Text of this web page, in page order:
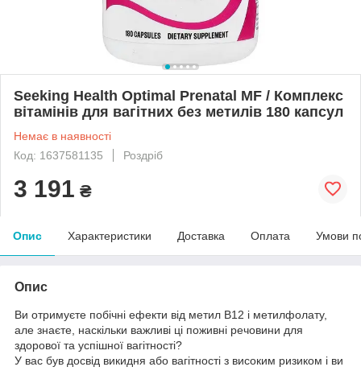
Seeking Health Optimal Prenatal MF / Комплекс
вітамінів для вагітних без метилів 180 капсул
Немає в наявності
Код: 1637581135
Роздріб
3 191 ₴
Опис Характеристики Доставка Оплата Умови
Опис
Ви отримуєте побічні ефекти від метил B12 і метилфолату,
але знаєте, наскільки важливі ці поживні речовини для
здорової та успішної вагітності?
У вас був досвід викидня або вагітності з високим ризиком і ви